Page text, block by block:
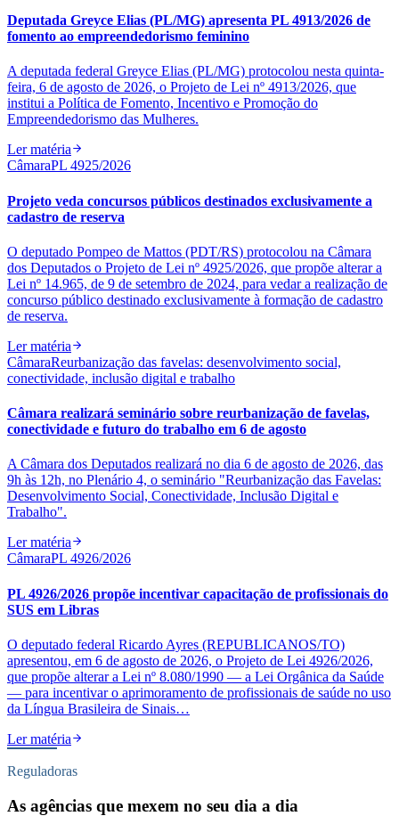
Deputada Greyce Elias (PL/MG) apresenta PL 4913/2026 de
fomento ao empreendedorismo feminino
A deputada federal Greyce Elias (PL/MG) protocolou nesta quinta-
feira, 6 de agosto de 2026, o Projeto de Lei nº 4913/2026, que
institui a Política de Fomento, Incentivo e Promoção do
Empreendedorismo das Mulheres.
Ler matéria
CâmaraPL 4925/2026
Projeto veda concursos públicos destinados exclusivamente a
cadastro de reserva
O deputado Pompeo de Mattos (PDT/RS) protocolou na Câmara
dos Deputados o Projeto de Lei nº 4925/2026, que propõe alterar a
Lei nº 14.965, de 9 de setembro de 2024, para vedar a realização de
concurso público destinado exclusivamente à formação de cadastro
de reserva.
Ler matéria
CâmaraReurbanização das favelas: desenvolvimento social,
conectividade, inclusão digital e trabalho
Câmara realizará seminário sobre reurbanização de favelas,
conectividade e futuro do trabalho em 6 de agosto
A Câmara dos Deputados realizará no dia 6 de agosto de 2026, das
9h às 12h, no Plenário 4, o seminário "Reurbanização das Favelas:
Desenvolvimento Social, Conectividade, Inclusão Digital e
Trabalho".
Ler matéria
CâmaraPL 4926/2026
PL 4926/2026 propõe incentivar capacitação de profissionais do
SUS em Libras
O deputado federal Ricardo Ayres (REPUBLICANOS/TO)
apresentou, em 6 de agosto de 2026, o Projeto de Lei 4926/2026,
que propõe alterar a Lei nº 8.080/1990 — a Lei Orgânica da Saúde
— para incentivar o aprimoramento de profissionais de saúde no uso
da Língua Brasileira de Sinais…
Ler matéria
Reguladoras
As agências que mexem no seu dia a dia